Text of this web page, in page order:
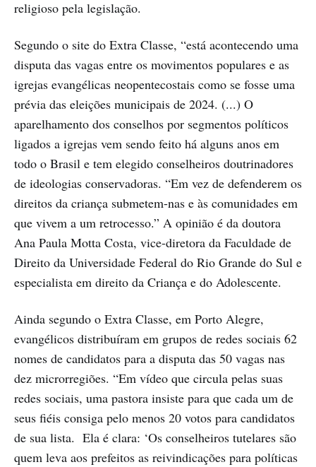
religioso pela legislação.
Segundo o site do Extra Classe, “está acontecendo uma
disputa das vagas entre os movimentos populares e as
igrejas evangélicas neopentecostais como se fosse uma
prévia das eleições municipais de 2024. (...) O
aparelhamento dos conselhos por segmentos políticos
ligados a igrejas vem sendo feito há alguns anos em
todo o Brasil e tem elegido conselheiros doutrinadores
de ideologias conservadoras. “Em vez de defenderem os
direitos da criança submetem-nas e às comunidades em
que vivem a um retrocesso.” A opinião é da doutora
Ana Paula Motta Costa, vice-diretora da Faculdade de
Direito da Universidade Federal do Rio Grande do Sul e
especialista em direito da Criança e do Adolescente.
Ainda segundo o Extra Classe, em Porto Alegre,
evangélicos distribuíram em grupos de redes sociais 62
nomes de candidatos para a disputa das 50 vagas nas
dez microrregiões. “Em vídeo que circula pelas suas
redes sociais, uma pastora insiste para que cada um de
seus fiéis consiga pelo menos 20 votos para candidatos
de sua lista. Ela é clara: ‘Os conselheiros tutelares são
quem leva aos prefeitos as reivindicações para políticas